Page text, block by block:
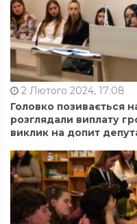
2 Лютого 2024, 17:08
Головко позивається
розглядали виплату
виклик на допит